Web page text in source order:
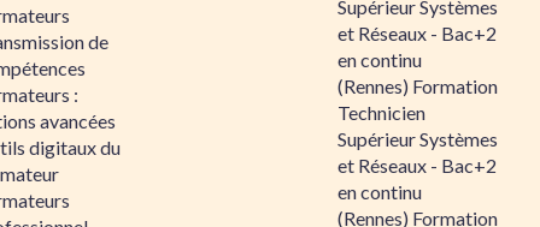
de
:
avancées
digitaux du
Supérieur Systèmes
et Réseaux - Bac+2
en continu
(Rennes) Formation
Technicien
Supérieur Systèmes
et Réseaux - Bac+2
en continu
(Rennes) Formation